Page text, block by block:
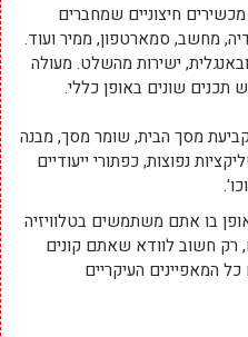
חיצוניים שמחברים
מחשב, סמארטפון, ממיר ועוד.
ישירות מהשלט. מעולה
תכנים שונים באופן כללי.
מסך הבית, שומר מסך, מבנה
נפוצות, כפתורי ייעודיים
בו אתם משתמשים בטלוויזיה
רק חשוב לוודא שאתם קונים
המאפיינים העיקריים